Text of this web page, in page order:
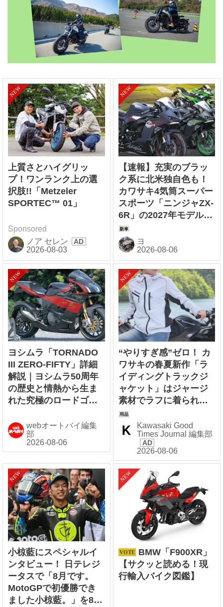
上質さとハイグリッ
プ！ワンランク上の選
択肢!!「Metzeler
SPORTEC™ 01」
Sponsored
ノア セレン
【速報】充実のブラッ
ク系に北米独自色も！
カワサキ4気筒スーパー
スポーツ「ニンジャZX-
6R」の2027年モデルを
発表、2気筒ニンジャも
出たよ【海外】
ヨ
ヨシムラ「TORNADO
III ZERO-FIFTY」詳細
解説｜ヨシムラ50周年
の歴史と情熱から生ま
れた究極のロードゴー
シムラ伝】
webオートバイ編集
部
“やりすぎ感”ゼロ！ カ
ワサキの春夏新作「ラ
イディングトラックジ
ャケット」はジャージ
素材でラフに着られる
【着用レビュー】
Kawasaki Good
Times Journal 編集部
小椋藍にスペシャルイ
ンタビュー！ 日テレジ
ータスで「8月です。
MotoGPで初優勝でき
ました小椋藍。」を8/6
BMW「F900XR」
【サクッと読める！現
行輸入バイク図鑑】